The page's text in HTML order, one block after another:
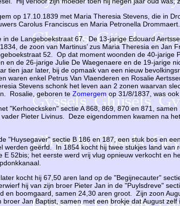
op 17.10.1839 met Maria Theresia Stevens, die in
Carolus Franciscus en Maria Petronella Drommaert.
in de Langeboekstraat 67. De 13-jarige Edouard
de zoon van Martinus’ zus Maria Theresia en Jan
52. Op dat moment woonden de 40-jarige
en de 26-jarige Julie De Waegenaere en de 19-jarige
tien jaar later, bij de opmaak van een nieuw
waren enkel Petrus Van Vlaenderen en Rosalie
Stevens schonk het leven aan 2 zonen waarvan
Rosalie, geboren teZomergemop 31/8/1837, was ook
"Kerhoecksken" sectie A 868, 869, 870 en 871,
Pieter Livinus. Deze eigendommen kwamen na
"Huysegaver" sectie B 186 en 187, een stuk bos en
werden geërfd. In 1854 kocht hij twee stukjes land
E 52bis; het eerste werd vrij vlug opnieuw verkocht en
kocht hij 67,50 aren land op de "Begijnecauter"
hij van zijn broer Pieter Jan in de "Puylsdreve"
en boomgaard, samen 24,30 aren groot. Zijn zoon
broer Jan Baptist, samen met een brokje dat August zelf